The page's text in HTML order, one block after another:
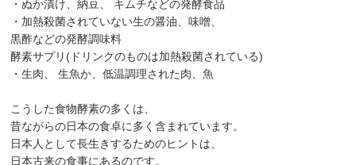
・ぬか漬け、納豆、 キムチなどの発酵食品
・加熱殺菌されていない生の醤油、味噌、
黒酢などの発酵調味料
酵素サプリ(ドリンクのものは加熱殺菌されている)
・生肉、 生魚か、低温調理された肉、魚
こうした食物酵素の多くは、
昔ながらの日本の食卓に多く含まれています。
日本人として長生きするためのヒントは、
日本古来の食事にあるのです。